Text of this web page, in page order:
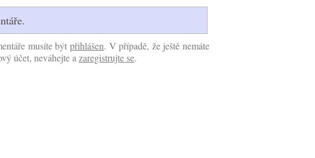
musíte být přihlášen. V případě, že ještě nemáte
účet, neváhejte a zaregistrujte se.